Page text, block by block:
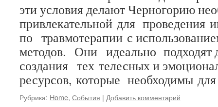
эти условия делают Черногорию
привлекательной для проведения
по травмотерапии с
методов. Они идеально подходят
создания тех телесных и
ресурсов, которые необходимы
Рубрика: Home, События | Добавить комментарий